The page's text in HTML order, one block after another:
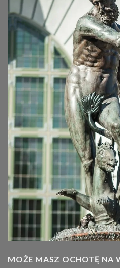
MOŻE MASZ OCHOTĘ NA